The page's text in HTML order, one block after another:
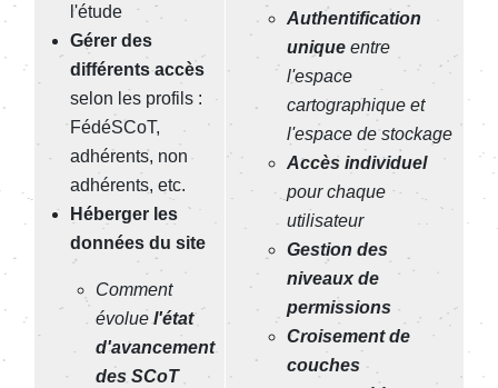
l'étude
Gérer des
différents accès
selon les profils :
FédéSCoT,
adhérents, non
adhérents, etc.
Héberger les
données du site
Comment
évoluel'état
d'avancement
des SCoT
Authentification
unique entre
l'espace
cartographique et
l'espace de stockage
Accès individuel
pour chaque
utilisateur
Gestion des
niveaux de
permissions
Croisement de
couches